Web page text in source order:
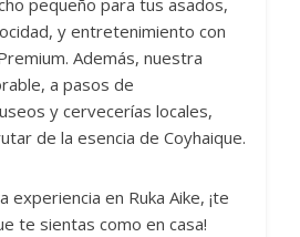
pequeño para tus asados,
y entretenimiento con
Además, nuestra
a pasos de
y cervecerías locales,
de la esencia de Coyhaique.
experiencia en Ruka Aike, ¡te
te sientas como en casa!